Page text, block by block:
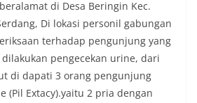
di Desa Beringin Kec.
Di lokasi personil gabungan
terhadap pengunjung yang
pengecekan urine, dari
di dapati 3 orang pengunjung
(Pil Extacy).yaitu 2 pria dengan